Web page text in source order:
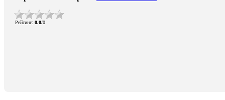
Рейтинг: 0.0/0